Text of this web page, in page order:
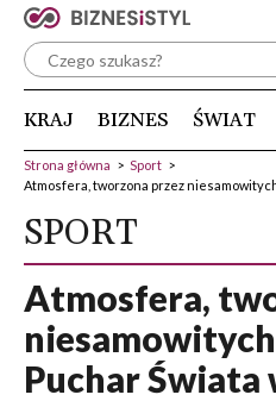
KRAJ BIZNES ŚWIAT
Strona główna > Sport >
Atmosfera, tworzona przez
SPORT
Atmosfera,
Puchar Świata